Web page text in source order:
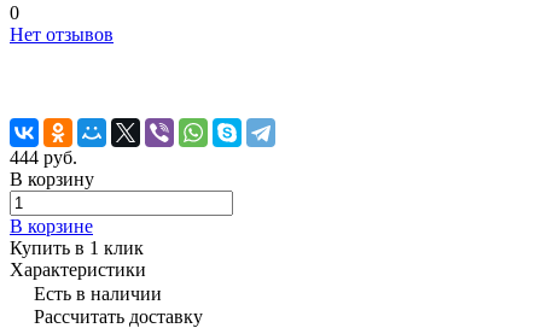
0
Нет отзывов
444 руб.
В корзину
В корзине
Купить в 1 клик
Характеристики
Есть в наличии
Рассчитать доставку